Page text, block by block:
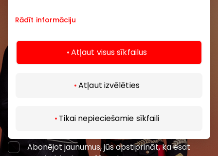
Rādīt informāciju
Atļaut visus sīkfailus
Atļaut izvēlēties
Tikai nepieciešamie sīkfaili
Uzzini pirmais par labākajiem piedāvājumiem,
pasākumiem un jaunāko informāciju iepirkšanās un
Rīga”.
Abonēt
Abonējot jaunumus, jūs apstiprināt, ka esat